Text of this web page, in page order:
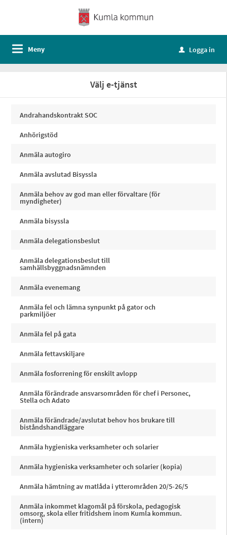
Meny u Logga in
Välj e-tjänst
Andrahandskontrakt SOC
Anhörigstöd
Anmäla autogiro
Anmäla avslutad Bisyssla
Anmäla behov av god man eller förvaltare (för
myndigheter)
Anmäla bisyssla
Anmäla delegationsbeslut
Anmäla delegationsbeslut till
samhällsbyggnadsnämnden
Anmäla evenemang
Anmäla fel och lämna synpunkt på gator och
parkmiljöer
Anmäla fel på gata
Anmäla fettavskiljare
Anmäla fosforrening för enskilt avlopp
Anmäla förändrade ansvarsområden för chef i Personec,
Stella och Adato
Anmäla förändrade/avslutat behov hos brukare till
biståndshandläggare
Anmäla hygieniska verksamheter och solarier
Anmäla hygieniska verksamheter och solarier (kopia)
Anmäla hämtning av matlåda i ytterområden 20/5-26/5
Anmäla inkommet klagomål på förskola, pedagogisk
omsorg, skola eller fritidshem inom Kumla kommun.
(intern)